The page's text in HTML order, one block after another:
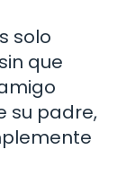
solo
que
su padre,